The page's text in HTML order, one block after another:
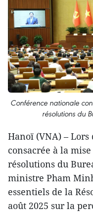
Conférence nationale
résolutions du
Hanoï (VNA) –
consacrée à la
résolutions du
ministre Pham
essentiels de la
août 2025 sur la